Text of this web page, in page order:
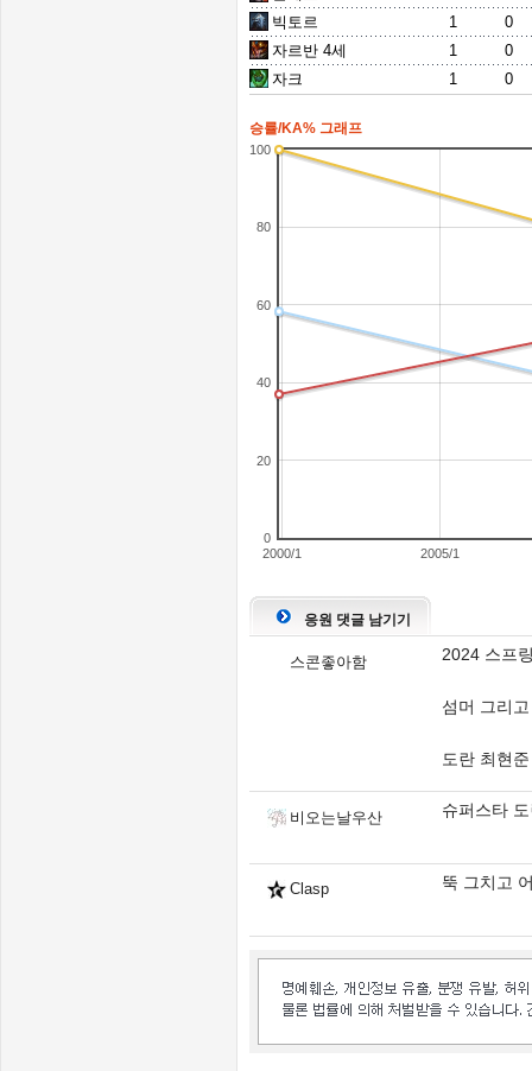
빅토르
1
0
자르반 4세
1
0
자크
1 0
승률/KA% 그래프
2000/1 2005/1
0
20
40
60
80
100
응원 댓글 남기기
스콘좋아함 2024 스프
섬머 그리
도란 최현
비오는날우산 슈퍼스타
Clasp 뚝 그치고